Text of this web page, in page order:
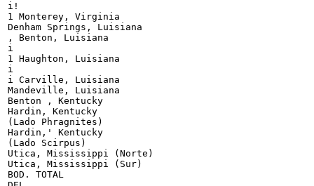
i!
1 Monterey, Virginia
Denham Springs, Luisiana
, Benton, Luisiana
i
1 Haughton, Luisiana
i
i Carville, Luisiana
Mandeville, Luisiana
Benton , Kentucky
Hardin, Kentucky
(Lado Phragnites)
Hardin,' Kentucky
(Lado Scirpus)
Utica, Mississippi (Norte)
Utica, Mississippi (Sur)
BOD. TOTAL